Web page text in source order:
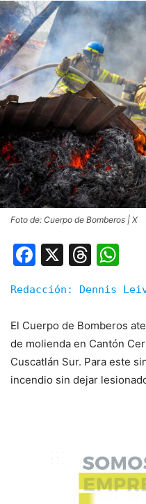
Foto de: Cuerpo de Bomberos | X
Facebook
X
Redacción: Dennis
El Cuerpo de Bomberos
de molienda en Cantón
Cuscatlán Sur. Para este
incendio sin dejar